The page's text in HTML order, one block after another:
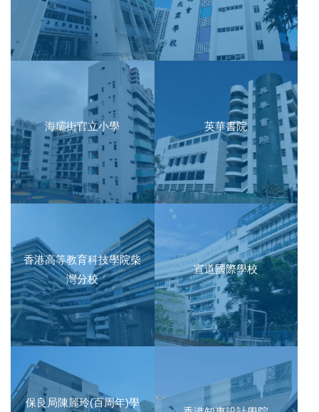
海壩街官立小學 英華書院
香港高等教育科技學院柴
灣分校
宣道國際學校
保良局陳麗玲(百周年)學